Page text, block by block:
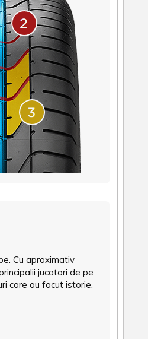
Cu aproximativ
jucatori de pe
care au facut istorie,